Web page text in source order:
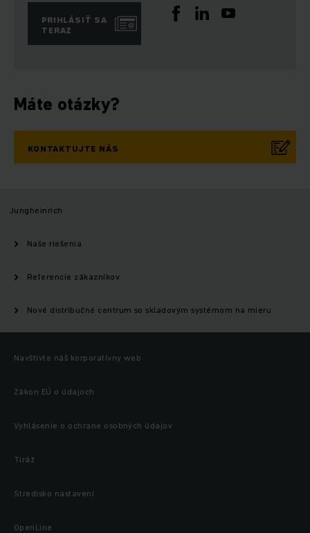
PRIHLÁSIŤ SA
TERAZ
Máte otázky?
KONTAKTUJTE NÁS
Jungheinrich
Naše riešenia
Referencie zákazníkov
Nové distribučné centrum so skladovým systémom na mieru
Navštívte náš korporatívny web
Zákon EÚ o údajoch
Vyhlásenie o ochrane osobných údajov
Tiráž
Stredisko nastavení
OpenLine